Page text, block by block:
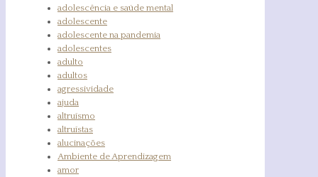
adolescência e saúde mental
adolescente
adolescente na pandemia
adolescentes
adulto
adultos
agressividade
ajuda
altruísmo
altruístas
alucinações
Ambiente de Aprendizagem
amor